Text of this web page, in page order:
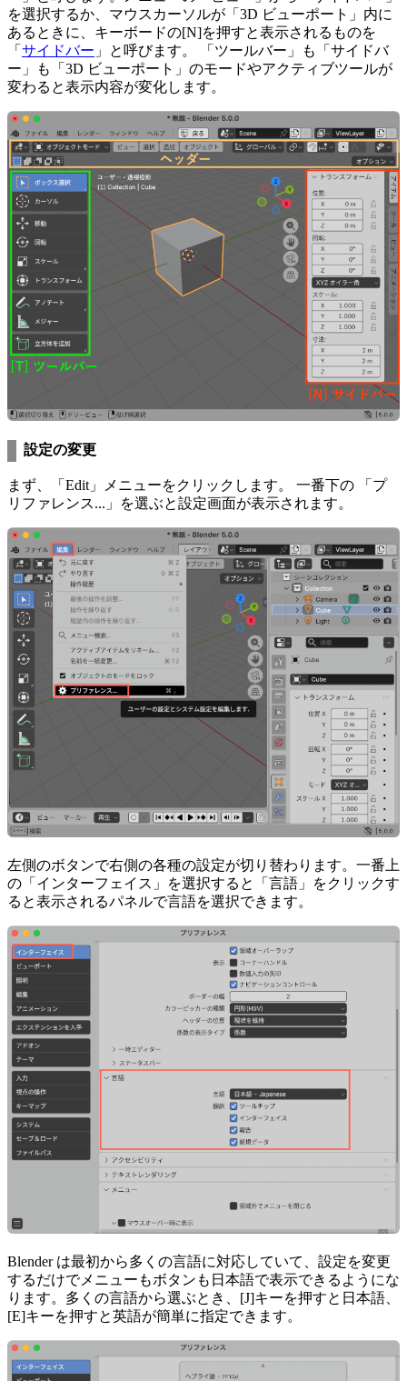
を選択するか、マウスカーソルが「3D ビューポート」内に
あるときに、キーボードの[N]を押すと表示されるものを
「 サイドバー 」と呼びます。 「ツールバー」も「サイドバ
ー」も「3D ビューポート」のモードやアクティブツールが
変わると表示内容が変化します。
設定の変更
まず、「Edit」メニューをクリックします。 一番下の 「プ
リファレンス...」を選ぶと設定画面が表示されます。
左側のボタンで右側の各種の設定が切り替わります。一番上
の「インターフェイス」を選択すると「言語」をクリックす
ると表示されるパネルで言語を選択できます。
Blender は最初から多くの言語に対応していて、設定を変更
するだけでメニューもボタンも日本語で表示できるようにな
ります。多くの言語から選ぶとき、[J]キーを押すと日本語、
[E]キーを押すと英語が簡単に指定できます。